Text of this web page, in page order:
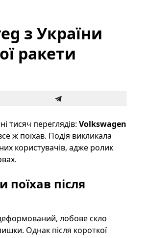
з України
ракети
тисяч переглядів: Volkswagen
ж поїхав. Подія викликала
користувачів, адже ролик
поїхав після
лобове скло
Однак після короткої